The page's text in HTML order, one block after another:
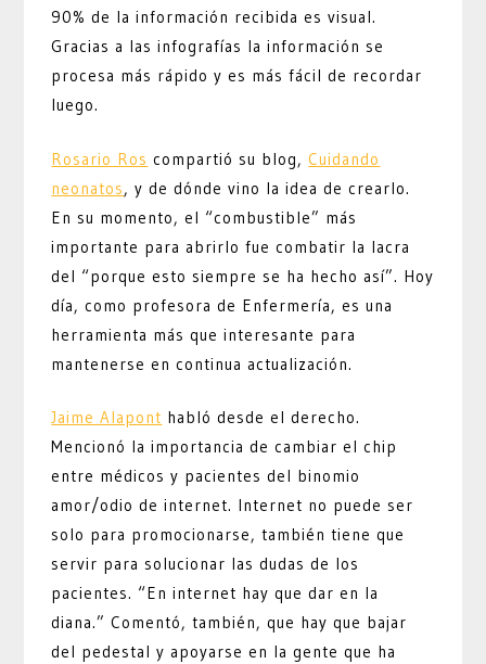
90% de la información recibida es visual.
Gracias a las infografías la información se
procesa más rápido y es más fácil de recordar
luego.
Rosario Ros compartió su blog,Cuidando
neonatos, y de dónde vino la idea de crearlo.
En su momento, el “combustible” más
importante para abrirlo fue combatir la lacra
del “porque esto siempre se ha hecho así”. Hoy
día, como profesora de Enfermería, es una
herramienta más que interesante para
mantenerse en continua actualización.
Jaime Alapont habló desde el derecho.
Mencionó la importancia de cambiar el chip
entre médicos y pacientes del binomio
amor/odio de internet. Internet no puede ser
solo para promocionarse, también tiene que
servir para solucionar las dudas de los
pacientes. “En internet hay que dar en la
diana.” Comentó, también, que hay que bajar
del pedestal y apoyarse en la gente que ha